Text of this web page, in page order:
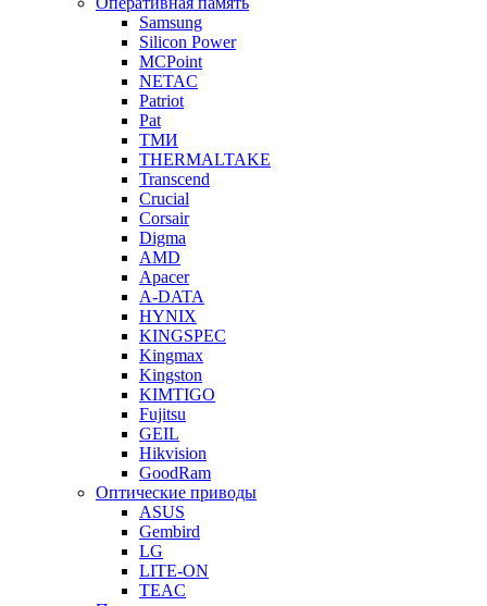
Samsung
Silicon Power
MCPoint
NETAC
Patriot
Pat
ТМИ
THERMALTAKE
Transcend
Crucial
Corsair
Digma
AMD
Apacer
A-DATA
HYNIX
KINGSPEC
Kingmax
Kingston
KIMTIGO
Fujitsu
GEIL
Hikvision
GoodRam
Оптические приводы
ASUS
Gembird
LG
LITE-ON
TEAC